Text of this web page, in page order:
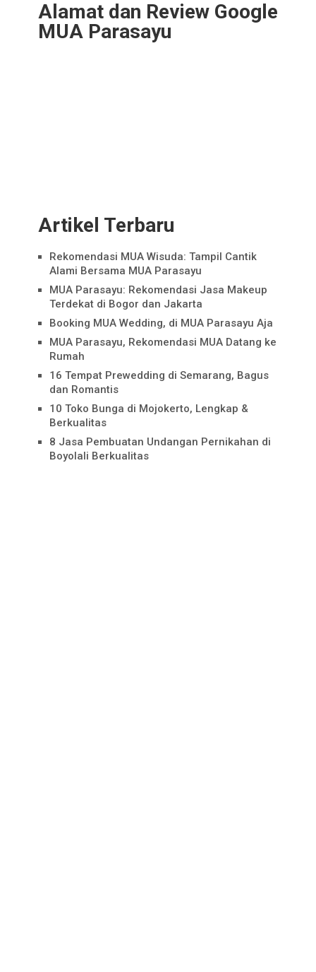
Alamat dan Review Google
MUA Parasayu
Artikel Terbaru
Rekomendasi MUA Wisuda: Tampil Cantik
Alami Bersama MUA Parasayu
MUA Parasayu: Rekomendasi Jasa Makeup
Terdekat di Bogor dan Jakarta
Booking MUA Wedding, di MUA Parasayu Aja
MUA Parasayu, Rekomendasi MUA Datang ke
Rumah
16 Tempat Prewedding di Semarang, Bagus
dan Romantis
10 Toko Bunga di Mojokerto, Lengkap &
Berkualitas
8 Jasa Pembuatan Undangan Pernikahan di
Boyolali Berkualitas